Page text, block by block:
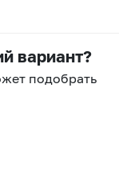
вариант?
подобрать